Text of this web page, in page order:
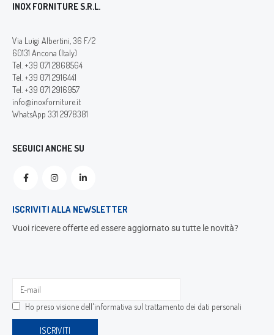
INOX FORNITURE S.R.L.
Via Luigi Albertini, 36 F/2
60131 Ancona (Italy)
Tel. +39 071 2868564
Tel. +39 071 2916441
Tel. +39 071 2916957
info@inoxforniture.it
WhatsApp 331 2978381
SEGUICI ANCHE SU
ISCRIVITI ALLA NEWSLETTER
Vuoi ricevere offerte ed essere aggiornato su tutte le novità?
Ho preso visione dell'informativa sul trattamento dei dati personali